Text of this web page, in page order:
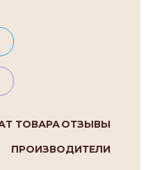
ТОВАРАОТЗЫВЫ
ПРОИЗВОДИТЕЛИ